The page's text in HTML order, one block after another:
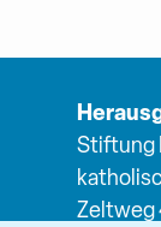
Stiftung
Zeltweg